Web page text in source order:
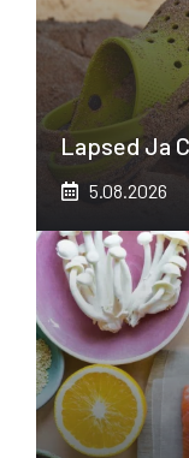
Lapsed Ja
5.08.2026